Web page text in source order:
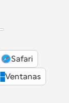
Safari
Ventanas